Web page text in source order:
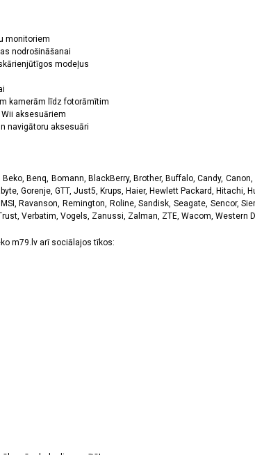
monitoriem
nodrošināšanai
modeļus
kamerām līdz fotorāmītim
aksesuāriem
navigātoru aksesuāri
Benq, Bomann, BlackBerry, Brother, Buffalo, Candy,
Gorenje, GTT, Just5, Krups, Haier, Hewlett Packard, Hitachi,
Ravanson, Remington, Roline, Sandisk, Seagate, Sencor,
Verbatim, Vogels, Zanussi, Zalman, ZTE, Wacom, Western
m79.lv arī sociālajos tīkos: